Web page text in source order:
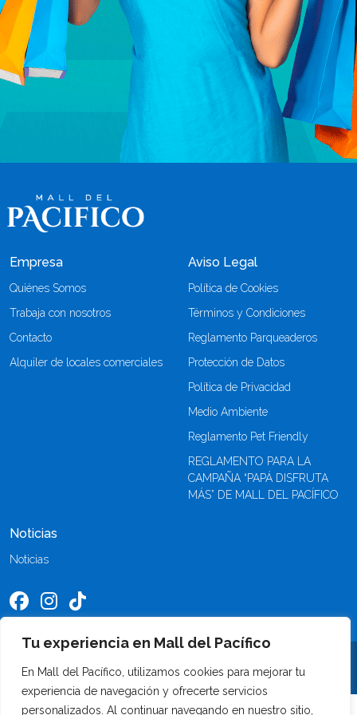
Tu experiencia en Mall del Pacífico
En Mall del Pacífico, utilizamos cookies para mejorar tu
experiencia de navegación y ofrecerte servicios
personalizados. Al continuar navegando en nuestro sitio,
Empresa
Quiénes Somos
Trabaja con nosotros
Contacto
Alquiler de locales comerciales
Aviso Legal
Política de Cookies
Términos y Condiciones
Reglamento Parqueaderos
Protección de Datos
Política de Privacidad
Medio Ambiente
Reglamento Pet Friendly
REGLAMENTO PARA LA
CAMPAÑA “PAPÁ DISFRUTA
MÁS” DE MALL DEL PACÍFICO
Noticias
Noticias
©2026 Mall del Pacífico. Todos los derechos reservados